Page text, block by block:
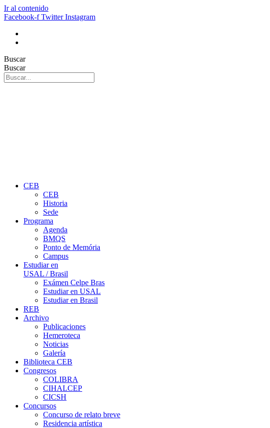
Ir al contenido
Facebook-f Twitter Instagram
Buscar
Buscar
CEB
CEB
Historia
Sede
Programa
Agenda
BMQS
Ponto de Memória
Campus
Estudiar en
USAL / Brasil
Exámen Celpe Bras
Estudiar en USAL
Estudiar en Brasil
REB
Archivo
Publicaciones
Hemeroteca
Noticias
Galería
Biblioteca CEB
Congresos
COLIBRA
CIHALCEP
CICSH
Concursos
Concurso de relato breve
Residencia artística